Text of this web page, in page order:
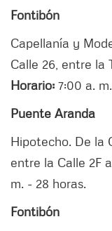
Fontibón
Capellanía y
Calle 26, entre la
Horario: 7:00 a.
Puente Aranda
Hipotecho. De la
entre la Calle 2F
m. - 28 horas.
Fontibón